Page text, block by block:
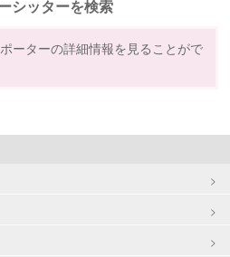
シッターを検索
ーターの詳細情報を見ることがで